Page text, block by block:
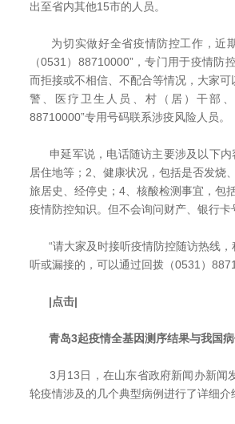
出至省内其他15市的人员。
为切实做好全省疫情防控工作，近期
（0531）88710000”，专门用于疫情
而拒接或不相信、不配合等情况，大家
警、医疗卫生人员、村（居）干部
88710000”专用号码联系涉疫风险人员。
申延军说，电话随访主要涉及以下内
居住地等；2、健康状况，包括是否发烧
旅居史、经停史；4、核酸检测事宜，包
疫情防控知识。但不会询问财产、银行
“请大家及时接听疫情防控随访热线，
听或漏接的，可以通过回拨（0531）
|点击|
青岛3起疫情全基因测序结果与我国病
3月13日，在山东省政府新闻办新闻
轮疫情涉及的几个典型病例进行了详细介